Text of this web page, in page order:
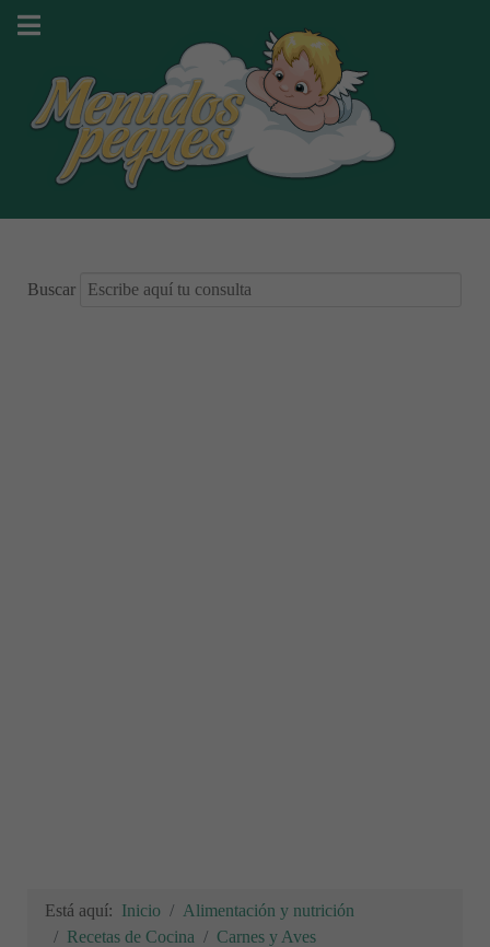
Buscar
Está aquí: Inicio
Alimentación y nutrición
Recetas de Cocina
Carnes y Aves